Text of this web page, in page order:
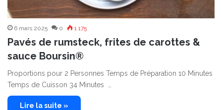
6 mars 2025 0 1 175
Pavés de rumsteck, frites de carottes &
sauce Boursin®
Proportions pour 2 Personnes Temps de Préparation 10 Minutes
Temps de Cuisson 34 Minutes …
Lire la suite »